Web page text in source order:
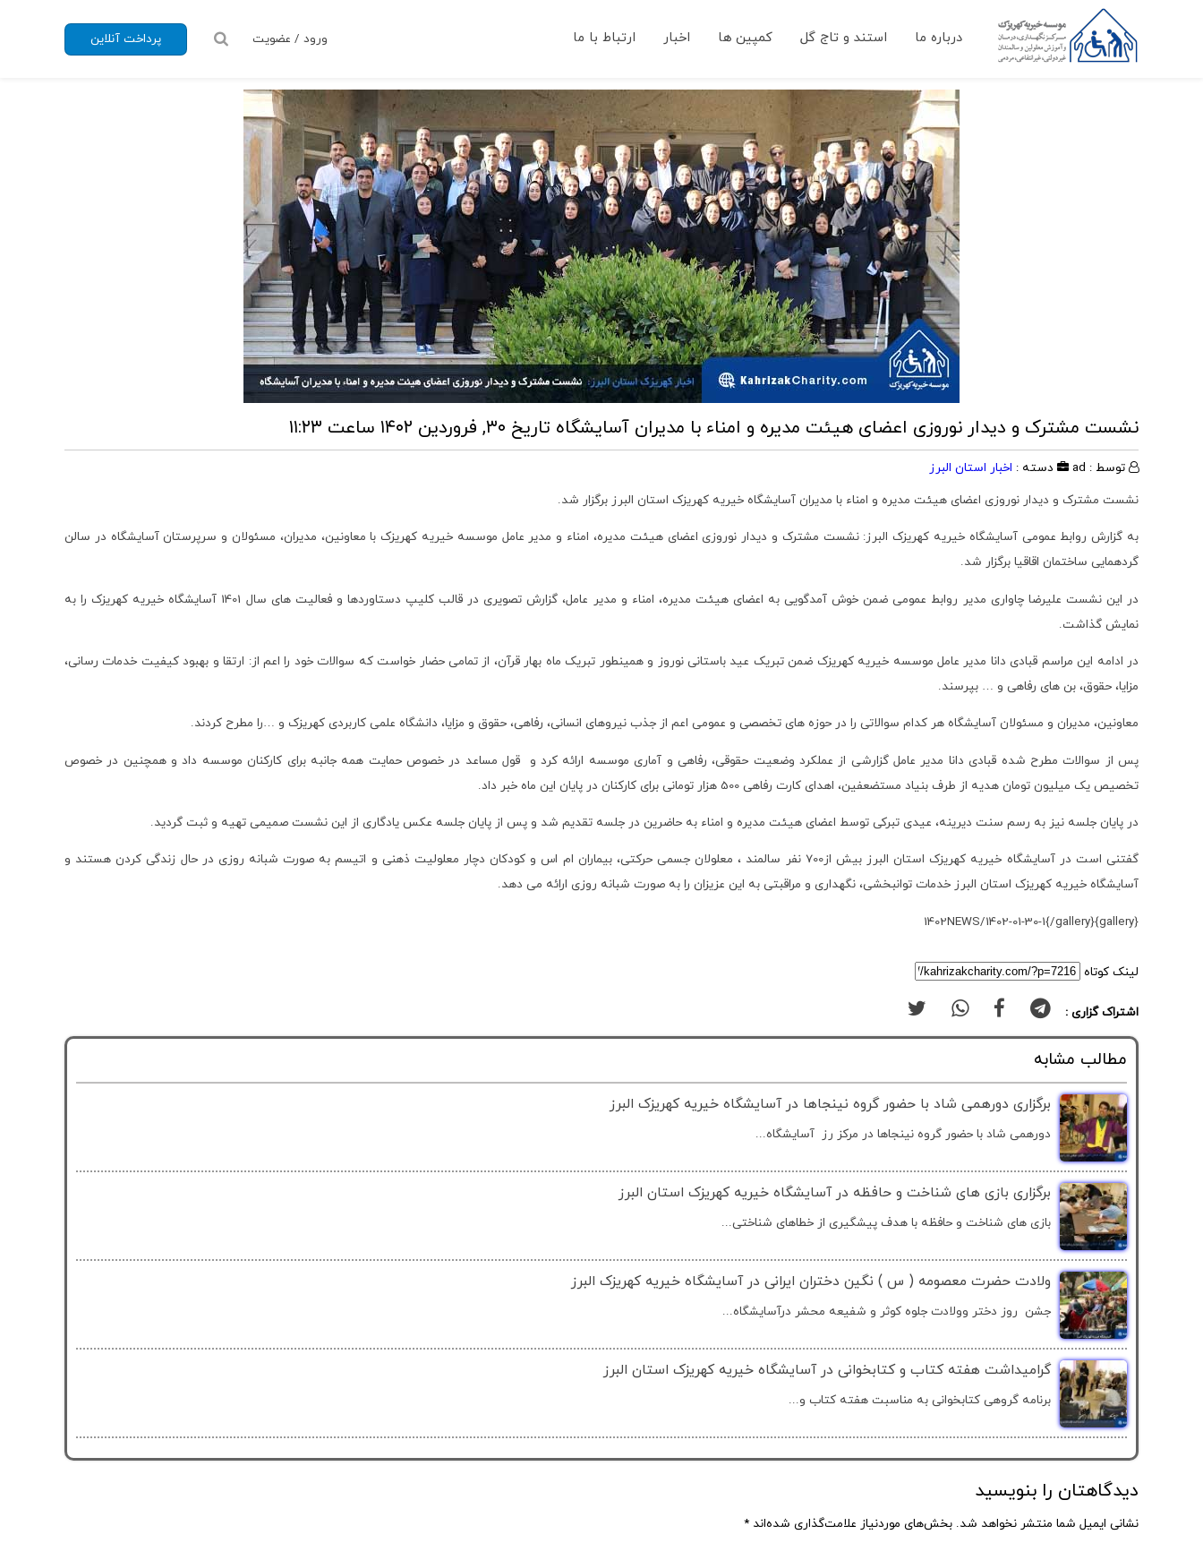
درباره ما استند و تاج گل کمپین ها اخبار ارتباط با ما پرداخت آنلاین ورود / عضویت
نشست مشترک و دیدار نوروزی اعضای هیئت مدیره و امناء با مدیران آسایشگاه تاریخ ۳۰, فروردین ۱۴۰۲ ساعت ۱۱:۲۳
توسط : ad دسته : اخبار استان البرز
نشست مشترک و دیدار نوروزی اعضای هیئت مدیره و امناء با مدیران آسایشگاه خیریه کهریزک استان البرز برگزار شد.
به گزارش روابط عمومی آسایشگاه خیریه کهریزک البرز: نشست مشترک و دیدار نوروزی اعضای هیئت مدیره، امناء و مدیر عامل موسسه خیریه کهریزک با معاونین، مدیران، مسئولان و سرپرستان آسایشگاه در سالن
گردهمایی ساختمان اقاقیا برگزار شد.
در این نشست علیرضا چاواری مدیر روابط عمومی ضمن خوش آمدگویی به اعضای هیئت مدیره، امناء و مدیر عامل، گزارش تصویری در قالب کلیپ دستاوردها و فعالیت های سال 1401 آسایشگاه خیریه کهریزک را به
نمایش گذاشت.
در ادامه این مراسم قبادی دانا مدیر عامل موسسه خیریه کهریزک ضمن تبریک عید باستانی نوروز و همینطور تبریک ماه بهار قرآن، از تمامی حضار خواست که سوالات خود را اعم از: ارتقا و بهبود کیفیت خدمات رسانی،
مزایا، حقوق، بن های رفاهی و … بپرسند.
معاونین، مدیران و مسئولان آسایشگاه هر کدام سوالاتی را در حوزه های تخصصی و عمومی اعم از جذب نیروهای انسانی، رفاهی، حقوق و مزایا، دانشگاه علمی کاربردی کهریزک و …را مطرح کردند.
پس از سوالات مطرح شده قبادی دانا مدیر عامل گزارشی از عملکرد وضعیت حقوقی، رفاهی و آماری موسسه ارائه کرد و قول مساعد در خصوص حمایت همه جانبه برای کارکنان موسسه داد و همچنین در خصوص
تخصیص یک میلیون تومان هدیه از طرف بنیاد مستضعفین، اهدای کارت رفاهی 500 هزار تومانی برای کارکنان در پایان این ماه خبر داد.
در پایان جلسه نیز به رسم سنت دیرینه، عیدی تبرکی توسط اعضای هیئت مدیره و امناء به حاضرین در جلسه تقدیم شد و پس از پایان جلسه عکس یادگاری از این نشست صمیمی تهیه و ثبت گردید.
گفتنی است در آسایشگاه خیریه کهریزک استان البرز بیش از700 نفر سالمند ، معلولان جسمی حرکتی، بیماران ام اس و کودکان دچار معلولیت ذهنی و اتیسم به صورت شبانه روزی در حال زندگی کردن هستند و
آسایشگاه خیریه کهریزک استان البرز خدمات توانبخشی، نگهداری و مراقبتی به این عزیزان را به صورت شبانه روزی ارائه می دهد.
{gallery}1402NEWS/1402-01-30-1{/gallery}
لینک کوتاه
اشتراک گزاری :
مطالب مشابه
برگزاری دورهمی شاد با حضور گروه نینجاها در آسایشگاه خیریه کهریزک البرز
دورهمی شاد با حضور گروه نینجاها در مرکز رز آسایشگاه...
برگزاری بازی های شناخت و حافظه در آسایشگاه خیریه کهریزک استان البرز
بازی های شناخت و حافظه با هدف پیشگیری از خطاهای شناختی...
ولادت حضرت معصومه ( س ) نگین دختران ایرانی در آسایشگاه خیریه کهریزک البرز
جشن روز دختر وولادت جلوه کوثر و شفیعه محشر درآسایشگاه...
گرامیداشت هفته کتاب و کتابخوانی در آسایشگاه خیریه کهریزک استان البرز
برنامه گروهی کتابخوانی به مناسبت هفته کتاب و...
دیدگاهتان را بنویسید
نشانی ایمیل شما منتشر نخواهد شد. بخش‌های موردنیاز علامت‌گذاری شده‌اند *